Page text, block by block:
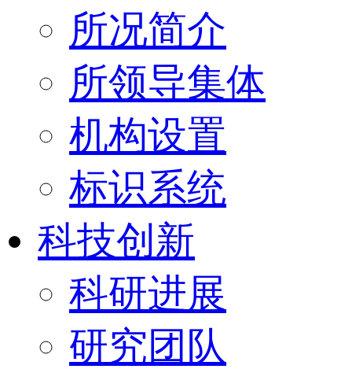
所况简介
所领导集体
机构设置
标识系统
科技创新
科研进展
研究团队